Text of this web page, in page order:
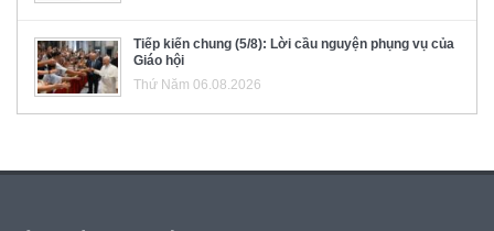
Tiếp kiến chung (5/8): Lời cầu nguyện phụng vụ của
Giáo hội
Thứ Năm 06.08.2026